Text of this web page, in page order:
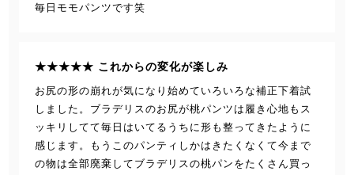
毎日モモパンツです笑
★★★★★ これからの変化が楽しみ
お尻の形の崩れが気になり始めていろいろな補正下着試
しました。ブラデリスのお尻が桃パンツは履き心地もス
ッキリしてて毎日はいてるうちに形も整ってきたように
感じます。もうこのパンティしかはきたくなくて今まで
の物は全部廃棄してブラデリスの桃パンをたくさん買っ